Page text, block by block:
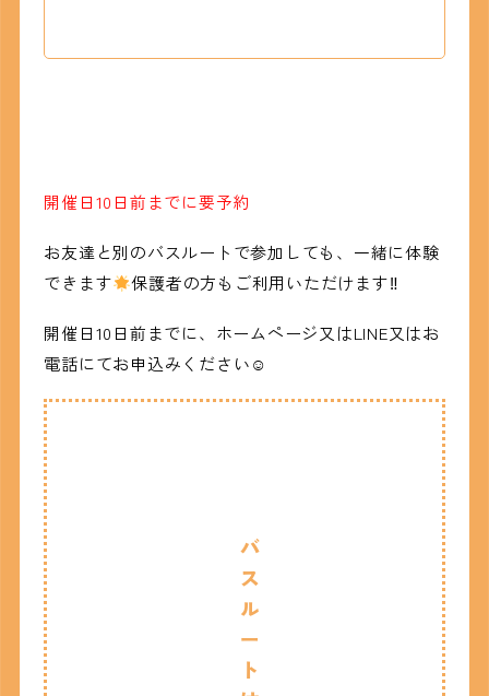
開催日10日前までに要予約
お友達と別のバスルートで参加しても、一緒に体験
できます
保護者の方もご利用いただけます‼
開催日10日前までに、ホームページ又はLINE又はお
電話にてお申込みください☺
バ
ス
ル
ー
ト